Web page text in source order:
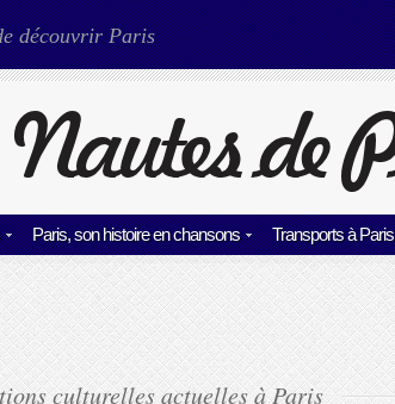
découvrir Paris
Paris, son histoire en chansons Transports à Paris
culturelles actuelles à Paris